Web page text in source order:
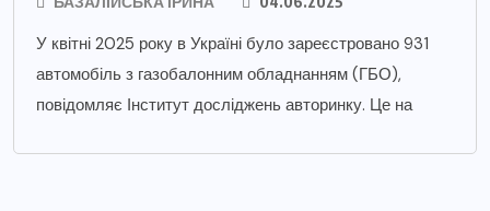
У квітні 2025 року в Україні було зареєстровано 931
автомобіль з газобалонним обладнанням (ГБО),
повідомляє Інститут досліджень авторинку. Це на